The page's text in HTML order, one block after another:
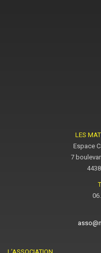
LES
Espace
7